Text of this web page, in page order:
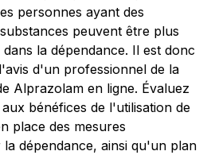
personnes ayant des
peuvent être plus
la dépendance. Il est donc
d'un professionnel de la
Alprazolam en ligne. Évaluez
bénéfices de l'utilisation de
place des mesures
dépendance, ainsi qu'un plan